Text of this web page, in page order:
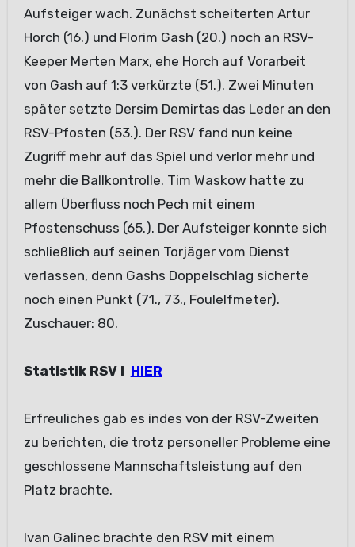
Aufsteiger wach. Zunächst scheiterten Artur
Horch (16.) und Florim Gash (20.) noch an RSV-
Keeper Merten Marx, ehe Horch auf Vorarbeit
von Gash auf 1:3 verkürzte (51.). Zwei Minuten
später setzte Dersim Demirtas das Leder an den
RSV-Pfosten (53.). Der RSV fand nun keine
Zugriff mehr auf das Spiel und verlor mehr und
mehr die Ballkontrolle. Tim Waskow hatte zu
allem Überfluss noch Pech mit einem
Pfostenschuss (65.). Der Aufsteiger konnte sich
schließlich auf seinen Torjäger vom Dienst
verlassen, denn Gashs Doppelschlag sicherte
noch einen Punkt (71., 73., Foulelfmeter).
Zuschauer: 80.
Statistik RSV I HIER
Erfreuliches gab es indes von der RSV-Zweiten
zu berichten, die trotz personeller Probleme eine
geschlossene Mannschaftsleistung auf den
Platz brachte.
Ivan Galinec brachte den RSV mit einem